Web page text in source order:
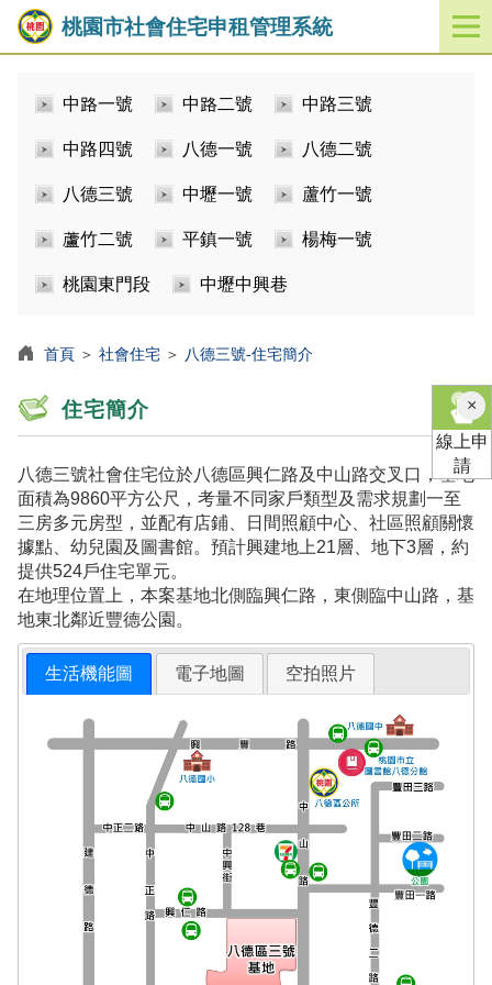
桃園市社會住宅申租管理系統
開
啟
中路一號 中路二號 中路三號
中路四號 八德一號 八德二號
八德三號 中壢一號 蘆竹一號
蘆竹二號 平鎮一號 楊梅一號
桃園東門段 中壢中興巷
首頁 ＞ 社會住宅 ＞ 八德三號-住宅簡介
住宅簡介
八德三號社會住宅位於八德區興仁路及中山路交叉口，基地
面積為9860平方公尺，考量不同家戶類型及需求規劃一至
三房多元房型，並配有店鋪、日間照顧中心、社區照顧關懷
據點、幼兒園及圖書館。預計興建地上21層、地下3層，約
提供524戶住宅單元。
在地理位置上，本案基地北側臨興仁路，東側臨中山路，基
地東北鄰近豐德公園。
生活機能圖 電子地圖 空拍照片
×關
閉
線上申
請